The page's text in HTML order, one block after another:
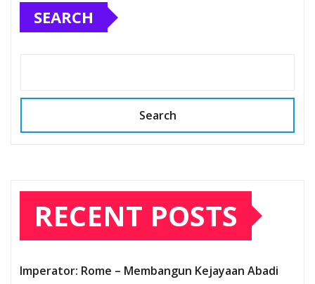
SEARCH
Search
RECENT POSTS
Imperator: Rome – Membangun Kejayaan Abadi